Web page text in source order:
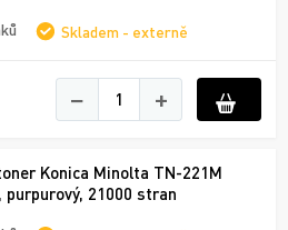
Skladem - externě
− +
Konica Minolta TN-221M
purpurový, 21000 stran